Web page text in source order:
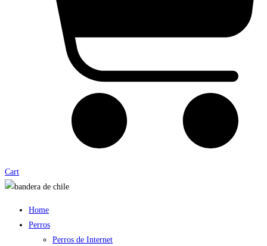
Cart
Home
Perros
Perros de Internet